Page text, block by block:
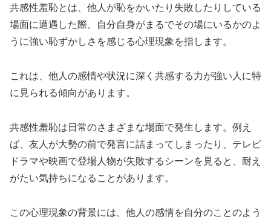
共感性羞恥とは、他人が恥をかいたり失敗したりしている
場面に遭遇した際、自分自身がまるでその場にいるかのよ
うに強い恥ずかしさを感じる心理現象を指します。
これは、他人の感情や状況に深く共感する力が強い人に特
に見られる傾向があります。
共感性羞恥は日常のさまざまな場面で発生します。例え
ば、友人が大勢の前で発言に詰まってしまったり、テレビ
ドラマや映画で登場人物が失敗するシーンを見ると、耐え
がたい気持ちになることがあります。
この心理現象の背景には、他人の感情を自分のことのよう